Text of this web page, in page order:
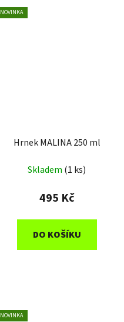
NOVINKA
Hrnek MALINA 250 ml
Skladem (1 ks)
495 Kč
DO KOŠÍKU
NOVINKA